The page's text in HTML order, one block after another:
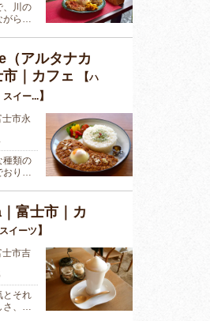
、川の
がら…
（アルタナカ
｜カフェ
【ハ
スイー...】
市永
種類の
おり…
富士市｜カ
イーツ】
市吉
とそれ
さ、…